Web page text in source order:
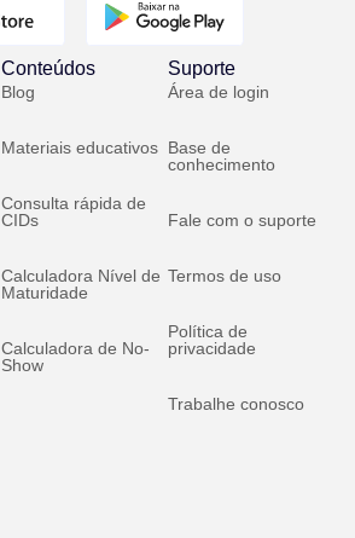
Conteúdos
Blog
Materiais educativos
Consulta rápida de
CIDs
Calculadora Nível de
Maturidade
Calculadora de No-
Show
Suporte
Área de login
Base de
conhecimento
Fale com o suporte
Termos de uso
Política de
privacidade
Trabalhe conosco